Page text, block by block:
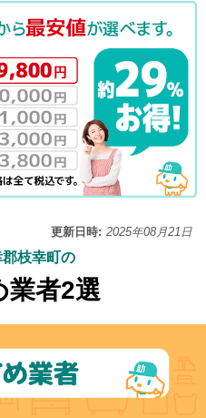
更新日時: 2025年08月21日
枝幸町の
業者2選